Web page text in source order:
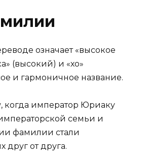
означает «высокое
(высокий) и «хо»
и гармоничное название.
когда император Юриаку
семьи и
фамилии стали
друг от друга.